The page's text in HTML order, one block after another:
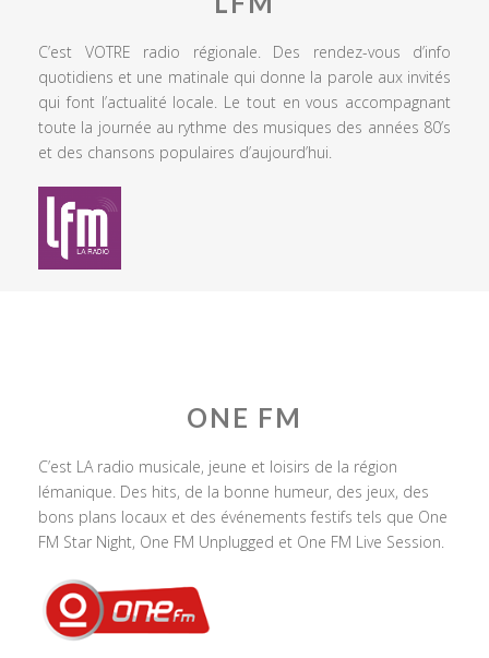
C’est VOTRE radio régionale. Des rendez-vous d’info
quotidiens et une matinale qui donne la parole aux invités
qui font l’actualité locale. Le tout en vous accompagnant
toute la journée au rythme des musiques des années 80’s
et des chansons populaires d’aujourd’hui.
ONE FM
C’est LA radio musicale, jeune et loisirs de la région
lémanique. Des hits, de la bonne humeur, des jeux, des
bons plans locaux et des événements festifs tels que One
FM Star Night, One FM Unplugged et One FM Live Session.